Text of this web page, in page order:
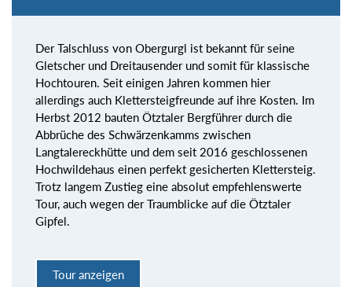
Der Talschluss von Obergurgl ist bekannt für seine
Gletscher und Dreitausender und somit für klassische
Hochtouren. Seit einigen Jahren kommen hier
allerdings auch Klettersteigfreunde auf ihre Kosten. Im
Herbst 2012 bauten Ötztaler Bergführer durch die
Abbrüche des Schwärzenkamms zwischen
Langtalereckhütte und dem seit 2016 geschlossenen
Hochwildehaus einen perfekt gesicherten Klettersteig.
Trotz langem Zustieg eine absolut empfehlenswerte
Tour, auch wegen der Traumblicke auf die Ötztaler
Gipfel.
Tour anzeigen